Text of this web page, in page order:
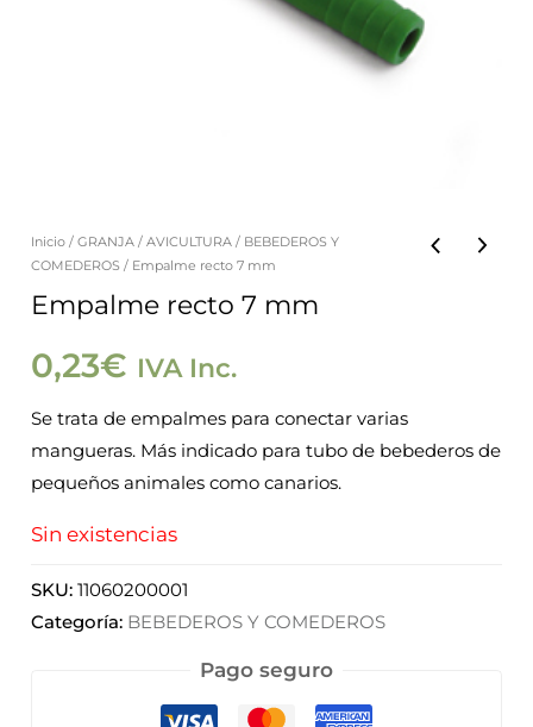
Inicio /GRANJA /AVICULTURA / BEBEDEROS Y
COMEDEROS / Empalme recto 7 mm
Empalme recto 7 mm
0,23€ IVA Inc.
Se trata de empalmes para conectar varias
mangueras. Más indicado para tubo de bebederos de
pequeños animales como canarios.
Sin existencias
SKU:11060200001
Categoría: BEBEDEROS Y COMEDEROS
Pago seguro